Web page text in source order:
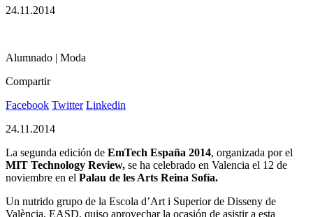
24.11.2014
Alumnado | Moda
Compartir
Facebook Twitter Linkedin
24.11.2014
La segunda edición de EmTech España 2014, organizada por el
MIT Technology Review, se ha celebrado en Valencia el 12 de
noviembre en el Palau de les Arts Reina Sofía.
Un nutrido grupo de la Escola d’Art i Superior de Disseny de
València, EASD, quiso aprovechar la ocasión de asistir a esta